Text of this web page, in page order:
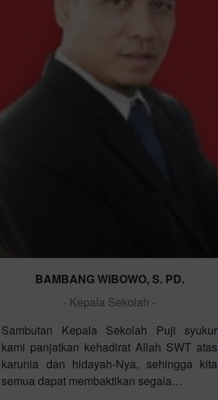
BAMBANG WIBOWO, S. PD.
- Kepala Sekolah -
Sambutan Kepala Sekolah Puji syukur
kami panjatkan kehadirat Allah SWT atas
karunia dan hidayah-Nya, sehingga kita
semua dapat membaktikan segala…